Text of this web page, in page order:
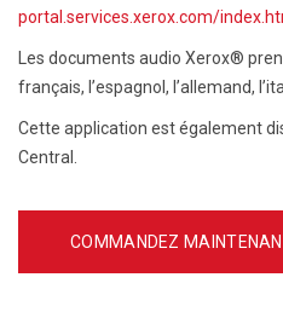
portal.services.xerox.com/
Les documents audio Xerox®
français, l’espagnol, l’allemand,
Cette application est également
Central.
COMMANDEZ